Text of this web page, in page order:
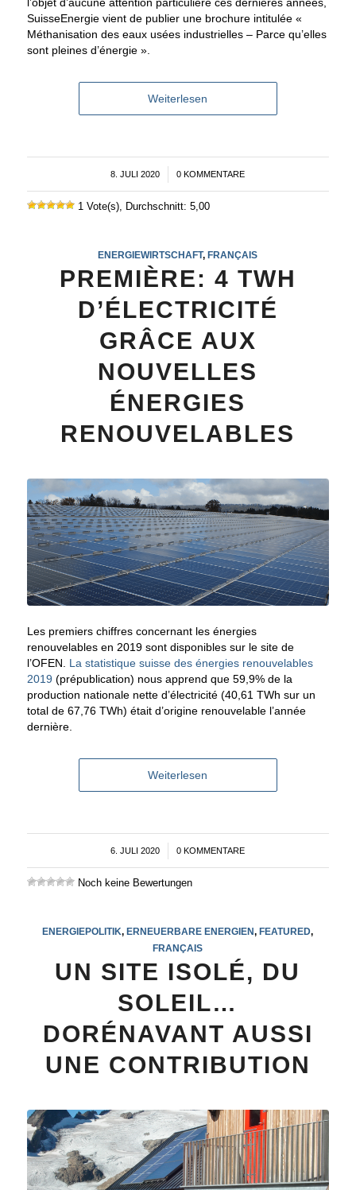
SuisseEnergie vient de publier une brochure intitulée «
Méthanisation des eaux usées industrielles – Parce qu’elles
sont pleines d’énergie ».
Weiterlesen
8. JULI 2020 0 KOMMENTARE
1 Vote(s), Durchschnitt: 5,00
ENERGIEWIRTSCHAFT, FRANÇAIS
PREMIÈRE: 4 TWH
D’ÉLECTRICITÉ
GRÂCE AUX
NOUVELLES
ÉNERGIES
RENOUVELABLES
Les premiers chiffres concernant les énergies
renouvelables en 2019 sont disponibles sur le site de
l’OFEN. La statistique suisse des énergies renouvelables
2019 (prépublication) nous apprend que 59,9% de la
production nationale nette d’électricité (40,61 TWh sur un
total de 67,76 TWh) était d’origine renouvelable l’année
dernière.
Weiterlesen
6. JULI 2020 0 KOMMENTARE
Noch keine Bewertungen
ENERGIEPOLITIK,ERNEUERBARE ENERGIEN,FEATURED,
FRANÇAIS
UN SITE ISOLÉ, DU
SOLEIL…
DORÉNAVANT AUSSI
UNE CONTRIBUTION